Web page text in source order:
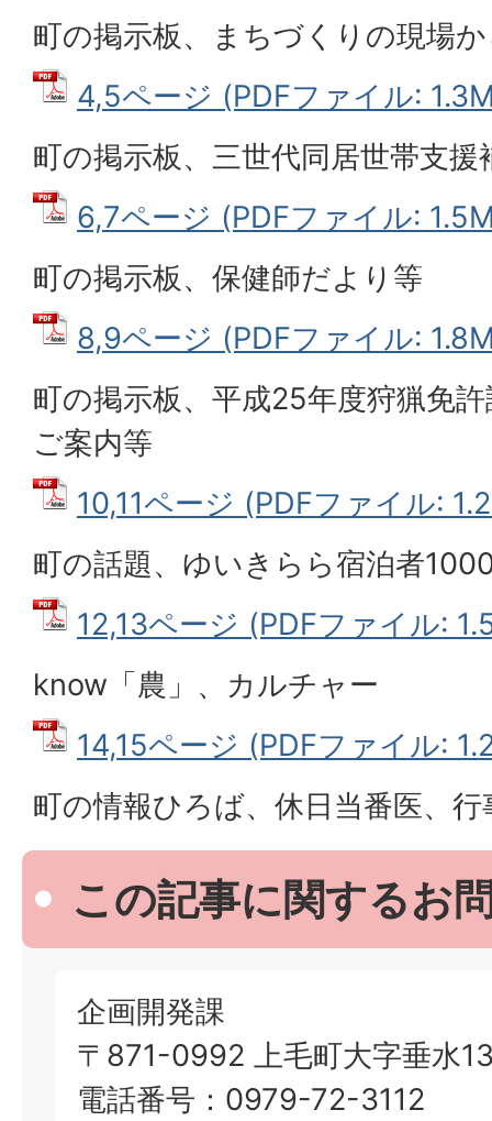
町の掲示板、まちづくりの現場
4,5ページ (PDFファイル:
町の掲示板、三世代同居世帯支援
6,7ページ (PDFファイル:
町の掲示板、保健師だより等
8,9ページ (PDFファイル:
町の掲示板、平成25年度狩猟免
ご案内等
10,11ページ (PDFファイル:
町の話題、ゆいきらら宿泊者
12,13ページ (PDFファイル:
know 「農」、カルチャー
14,15ページ (PDFファイル:
町の情報ひろば、休日当番医、行
この記事に関するお
企画開発課
〒871-0992 上毛町大字垂水
電話番号：0979-72-3112